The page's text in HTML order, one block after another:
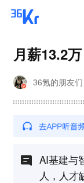
月薪13.2
36氪的朋友们
AI基建与
⼈，⼈才